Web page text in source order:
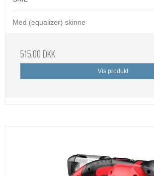
Med (equalizer) skinne
515,00 DKK
Vis produkt